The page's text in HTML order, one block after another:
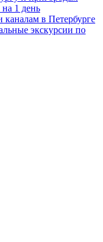
1 день
в Петербурге
экскурсии по